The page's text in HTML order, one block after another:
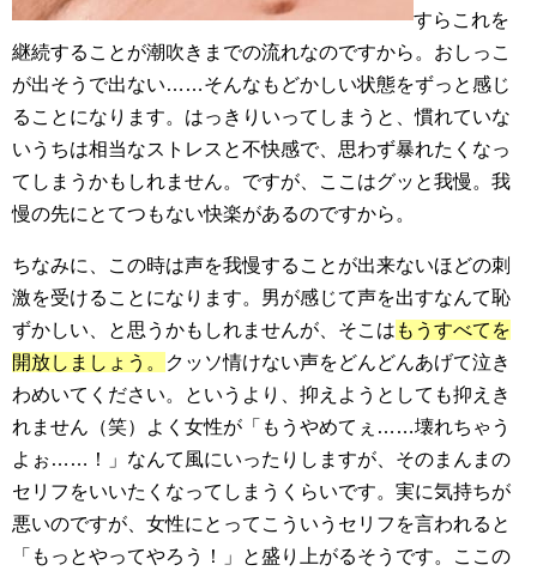
すらこれを
継続することが潮吹きまでの流れなのですから。おしっこ
が出そうで出ない……そんなもどかしい状態をずっと感じ
ることになります。はっきりいってしまうと、慣れていな
いうちは相当なストレスと不快感で、思わず暴れたくなっ
てしまうかもしれません。ですが、ここはグッと我慢。我
慢の先にとてつもない快楽があるのですから。
ちなみに、この時は声を我慢することが出来ないほどの刺
激を受けることになります。男が感じて声を出すなんて恥
ずかしい、と思うかもしれませんが、そこは もうすべてを
開放しましょう。
クッソ情けない声をどんどんあげて泣き
わめいてください。というより、抑えようとしても抑えき
れません（笑）よく女性が「もうやめてぇ……壊れちゃう
よぉ……！」なんて風にいったりしますが、そのまんまの
セリフをいいたくなってしまうくらいです。実に気持ちが
悪いのですが、女性にとってこういうセリフを言われると
「もっとやってやろう！」と盛り上がるそうです。ここの